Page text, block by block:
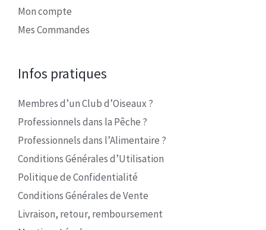
Mon compte
Mes Commandes
Infos pratiques
Membres d’un Club d’Oiseaux ?
Professionnels dans la Pêche ?
Professionnels dans l’Alimentaire ?
Conditions Générales d’Utilisation
Politique de Confidentialité
Conditions Générales de Vente
Livraison, retour, remboursement